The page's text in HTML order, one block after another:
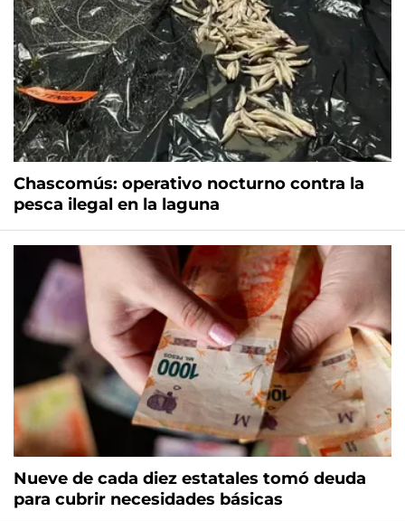
Chascomús: operativo nocturno contra la
pesca ilegal en la laguna
Nueve de cada diez estatales tomó deuda
para cubrir necesidades básicas